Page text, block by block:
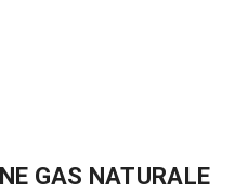
GAS NATURALE